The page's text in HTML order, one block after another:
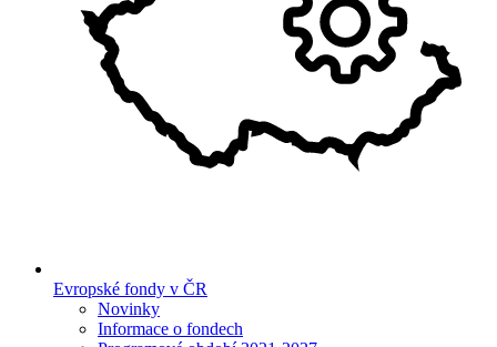
Evropské fondy v ČR
Novinky
Informace o fondech